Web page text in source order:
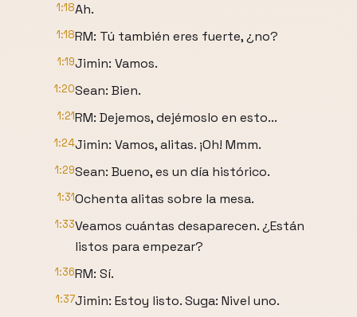
1:18Ah.
1:18RM: Tú también eres fuerte, ¿no?
1:19Jimin: Vamos.
1:20Sean: Bien.
1:21RM: Dejemos, dejémoslo en esto...
1:24Jimin: Vamos, alitas. ¡Oh! Mmm.
1:29Sean: Bueno, es un día histórico.
1:31Ochenta alitas sobre la mesa.
1:33Veamos cuántas desaparecen. ¿Están
listos para empezar?
1:36RM: Sí.
1:37Jimin: Estoy listo. Suga: Nivel uno.